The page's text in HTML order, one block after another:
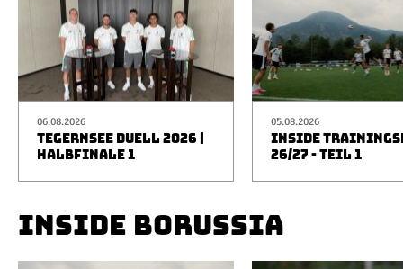
06.08.2026
TEGERNSEE DUELL 2026 |
HALBFINALE 1
05.08.2026
INSIDE
26/27 - TEIL 1
INSIDE BORUSSIA